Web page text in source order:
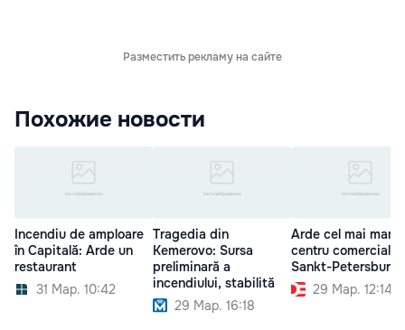
Разместить рекламу на сайте
Похожие новости
Incendiu de amploare
în Capitală: Arde un
restaurant
31 Мар. 10:42
Tragedia din
Kemerovo: Sursa
preliminară a
incendiului, stabilită
29 Мар. 16:18
Arde cel mai mare
centru comercial
Sankt-Petersburg
29 Мар. 12:14